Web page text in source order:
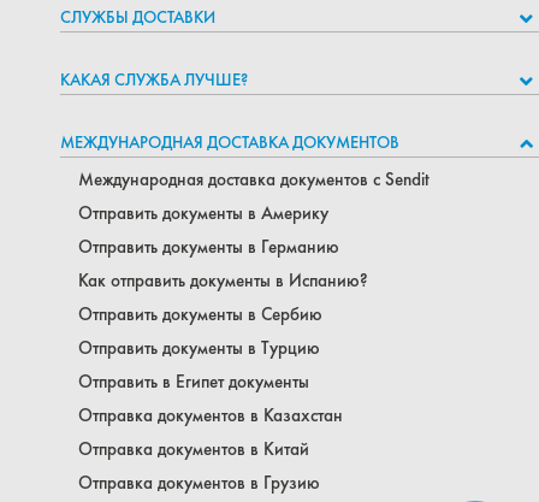
СЛУЖБЫ ДОСТАВКИ
КАКАЯ СЛУЖБА ЛУЧШЕ?
МЕЖДУНАРОДНАЯ ДОСТАВКА ДОКУМЕНТОВ
Международная доставка документов с Sendit
Отправить документы в Америку
Отправить документы в Германию
Как отправить документы в Испанию?
Отправить документы в Сербию
Отправить документы в Турцию
Отправить в Египет документы
Отправка документов в Казахстан
Отправка документов в Китай
Отправка документов в Грузию